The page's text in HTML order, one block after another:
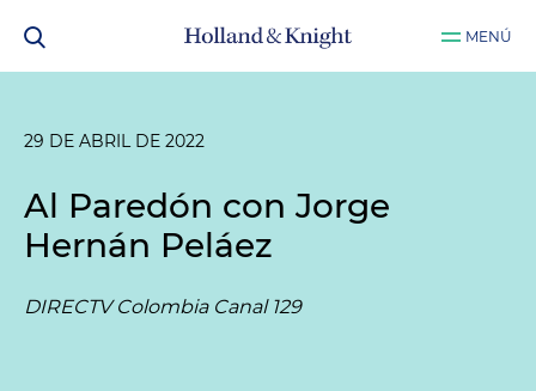
MENÚ
29 DE ABRIL DE 2022
Al Paredón con Jorge
Hernán Peláez
DIRECTV Colombia Canal 129